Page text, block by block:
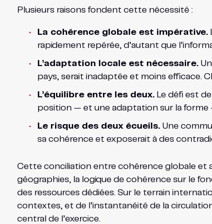
Plusieurs raisons fondent cette nécessité :
La cohérence globale est impérative.
rapidement repérée, d’autant que
L’adaptation locale est nécessaire.
pays, serait inadaptée et moins efficace.
L’équilibre entre les deux.Le défi est
position — et une adaptation sur la forme
Le risque des deux écueils.Une
sa cohérence et exposerait à des
Cette conciliation entre cohérence globale et
géographies, la logique de cohérence sur le
des ressources dédiées. Sur le terrain
contextes, et de l’instantanéité de la
central de l’exercice.